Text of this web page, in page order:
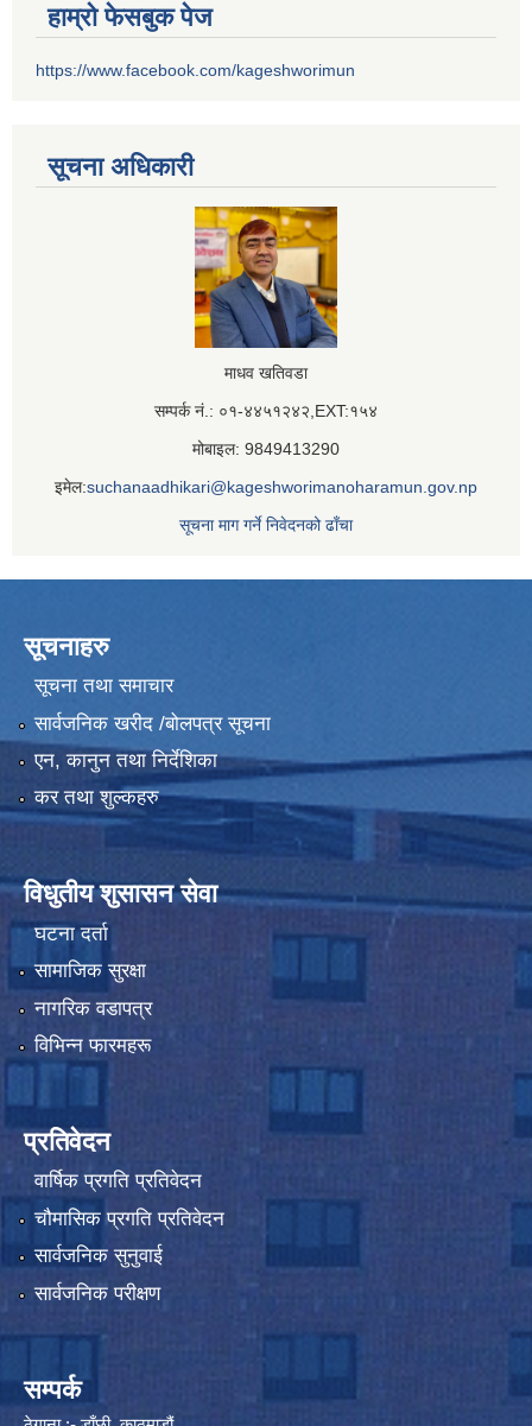
हाम्रो फेसबुक पेज
https://www.facebook.com/kageshworimun
सूचना अधिकारी
माधव खतिवडा
सम्पर्क नं.: ०१-४४५१२४२,EXT:१५४
मोबाइल: 9849413290
इमेल:suchanaadhikari@kageshworimanoharamun.gov.np
सूचना माग गर्ने निवेदनको ढाँचा
सूचनाहरु
सूचना तथा समाचार
सार्वजनिक खरीद /बोलपत्र सूचना
एन, कानुन तथा निर्देशिका
कर तथा शुल्कहरु
विधुतीय शुसासन सेवा
घटना दर्ता
सामाजिक सुरक्षा
नागरिक वडापत्र
विभिन्न फारमहरू
प्रतिवेदन
वार्षिक प्रगति प्रतिवेदन
चौमासिक प्रगति प्रतिवेदन
सार्वजनिक सुनुवाई
सार्वजनिक परीक्षण
सम्पर्क